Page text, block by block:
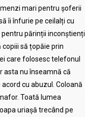
mari pentru șoferii
îi înfurie pe ceilalți cu
părinții inconștienți
copiii să țopăie prin
care folosesc telefonul
asta nu înseamnă că
cu abuzul. Coloană
Toată lumea
uriașă trecând pe